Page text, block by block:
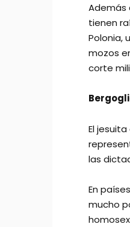
Además
tienen
Polonia,
mozos
corte
El
las
En
mucho